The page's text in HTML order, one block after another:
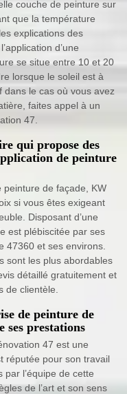
couche de peinture sur
que la température
explications des
d’une
se situe entre 10 et 20
lorsque le soleil est à
dans le cas où vous avez
faites appel à un
47.
qui propose des
de peinture
peinture de façade, KW
si vous êtes exigeant
Disposant d’une
est plébiscitée par ses
47360 et ses environs.
sont les plus abordables
détaillé gratuitement et
de clientèle.
de peinture de
ses prestations
47 est une
réputée pour son travail
l’équipe de cette
de l’art et son sens